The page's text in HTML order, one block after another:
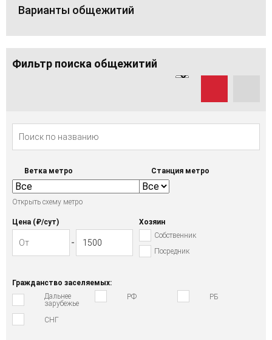
Варианты общежитий
Фильтр поиска общежитий
Ветка метро
Открыть схему метро
Станция метро
Цена (₽/cут)
Хозяин
Собственник
Посредник
Гражданство заселяемых:
Дальнее
зарубежье
РФ РБ
СНГ